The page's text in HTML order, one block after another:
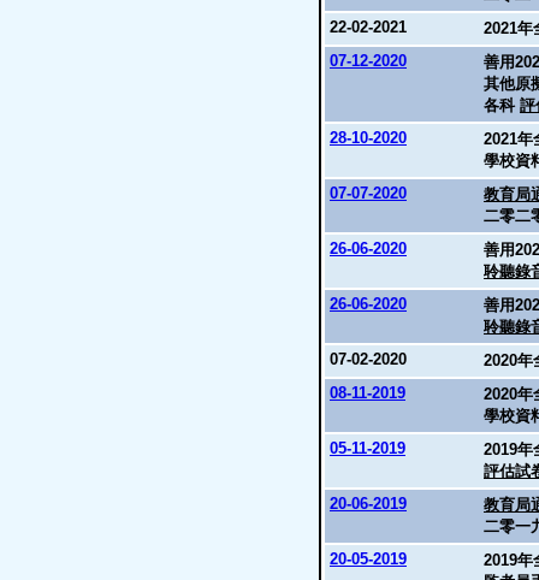
22-02-2021
2021年
07-12-2020
善用
其他原
各科 評
28-10-2020
2021年
學校資
07-07-2020
教育局
二零二
26-06-2020
善用
聆聽錄
26-06-2020
善用
聆聽錄
07-02-2020
2020年
08-11-2019
2020年
學校資
05-11-2019
2019年
評估試
20-06-2019
教育局
二零一
20-05-2019
2019年